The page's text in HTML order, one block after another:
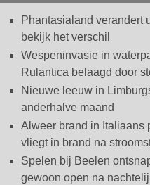
Phantasialand verandert
bekijk het verschil
Wespeninvasie in
Rulantica belaagd door
Nieuwe leeuw in
anderhalve maand
Alweer brand in Italiaans
vliegt in brand na
Spelen bij Beelen
gewoon open na